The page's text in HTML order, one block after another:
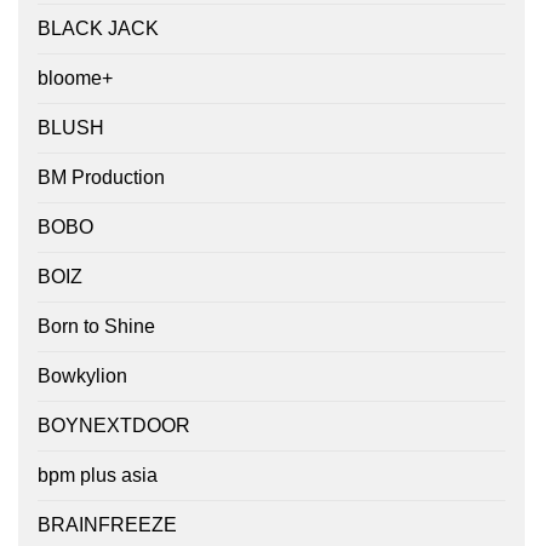
BLACK JACK
bloome+
BLUSH
BM Production
BOBO
BOIZ
Born to Shine
Bowkylion
BOYNEXTDOOR
bpm plus asia
BRAINFREEZE